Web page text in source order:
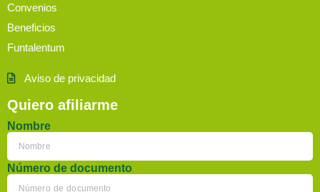
Convenios
Beneficios
Funtalentum
Aviso de privacidad
Quiero afiliarme
Nombre
Número de documento